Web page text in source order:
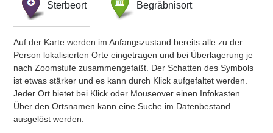
Sterbeort Begräbnisort
Auf der Karte werden im Anfangszustand bereits alle zu der
Person lokalisierten Orte eingetragen und bei Überlagerung je
nach Zoomstufe zusammengefaßt. Der Schatten des Symbols
ist etwas stärker und es kann durch Klick aufgefaltet werden.
Jeder Ort bietet bei Klick oder Mouseover einen Infokasten.
Über den Ortsnamen kann eine Suche im Datenbestand
ausgelöst werden.